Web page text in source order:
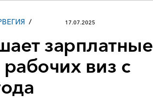
17.07.2025
зарплатные
виз с